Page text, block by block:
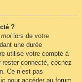
?
lors de votre
une durée
utilise votre compte à
connecté, cochez
Ce n’est pas
pour accéder au forum